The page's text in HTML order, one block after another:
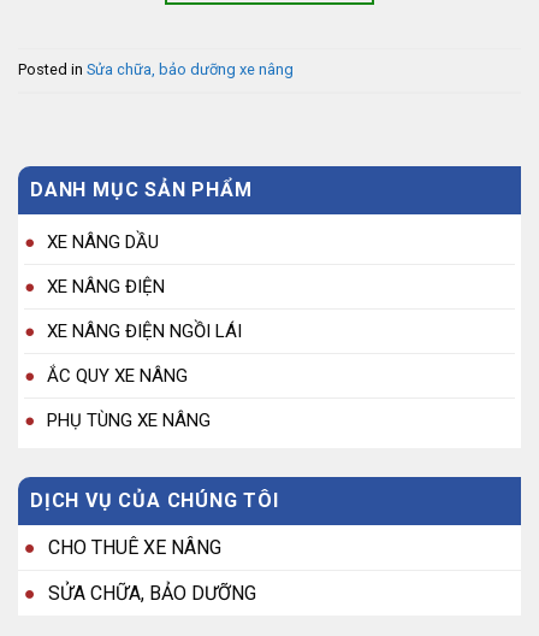
Posted in Sửa chữa, bảo dưỡng xe nâng
DANH MỤC SẢN PHẨM
XE NÂNG DẦU
XE NÂNG ĐIỆN
XE NÂNG ĐIỆN NGỒI LÁI
ẮC QUY XE NÂNG
PHỤ TÙNG XE NÂNG
DỊCH VỤ CỦA CHÚNG TÔI
CHO THUÊ XE NÂNG
SỬA CHỮA, BẢO DƯỠNG